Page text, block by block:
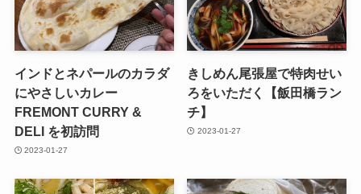
インドとネパールのカラダ
にやさしいカレー
FREMONT CURRY &
DELI を初訪問
2023-01-27
きしめん尾張屋で特肉せい
ろをいただく【飯田橋ラン
チ】
2023-01-27